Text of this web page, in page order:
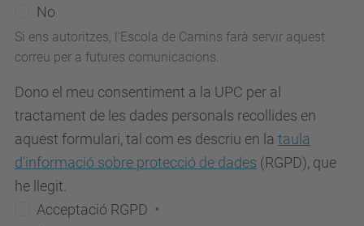
No
Si ens autoritzes, l'Escola de Camins farà servir aquest
correu per a futures comunicacions.
Dono el meu consentiment a la UPC per al
tractament de les dades personals recollides en
aquest formulari, tal com es descriu en la taula
d'informació sobre protecció de dades (RGPD), que
he llegit.
Acceptació RGPD